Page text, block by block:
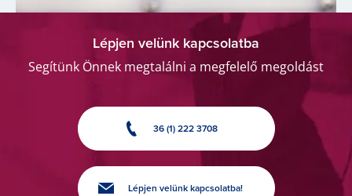
Lépjen velünk kapcsolatba
Segítünk Önnek megtalálni a megfelelő megoldást
36 (1) 222 3708
Lépjen velünk kapcsolatba!